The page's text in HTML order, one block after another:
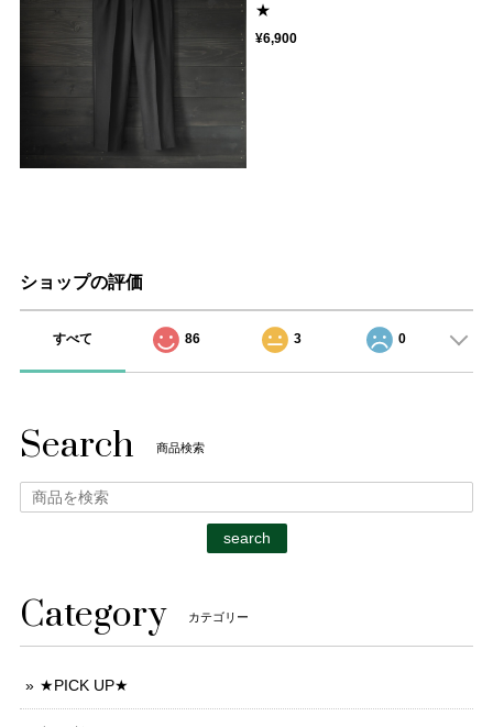
★
¥6,900
ショップの評価
すべて 86 3 0
Search 商品検索
search
Category カテゴリー
★PICK UP★